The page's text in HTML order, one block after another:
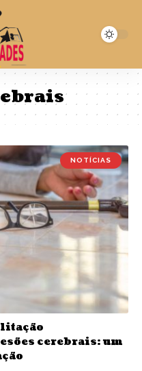
NOTÍCIAS
cerebrais: um